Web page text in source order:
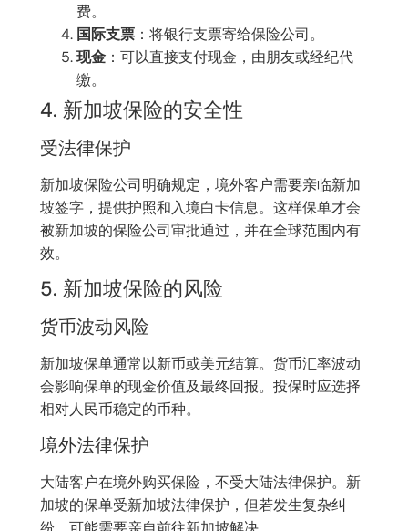
费。
国际支票 ：将银行支票寄给保险公司。
现金 ：可以直接支付现金，由朋友或经纪代
缴。
4. 新加坡保险的安全性
受法律保护
新加坡保险公司明确规定，境外客户需要亲临新加
坡签字，提供护照和入境白卡信息。这样保单才会
被新加坡的保险公司审批通过，并在全球范围内有
效。
5. 新加坡保险的风险
货币波动风险
新加坡保单通常以新币或美元结算。货币汇率波动
会影响保单的现金价值及最终回报。投保时应选择
相对人民币稳定的币种。
境外法律保护
大陆客户在境外购买保险，不受大陆法律保护。新
加坡的保单受新加坡法律保护，但若发生复杂纠